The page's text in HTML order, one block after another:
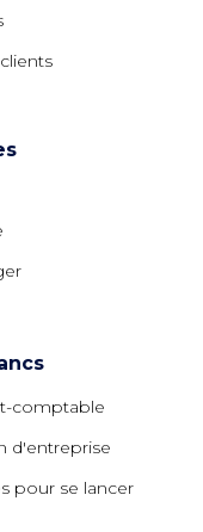
comptable
d'entreprise
pour se lancer